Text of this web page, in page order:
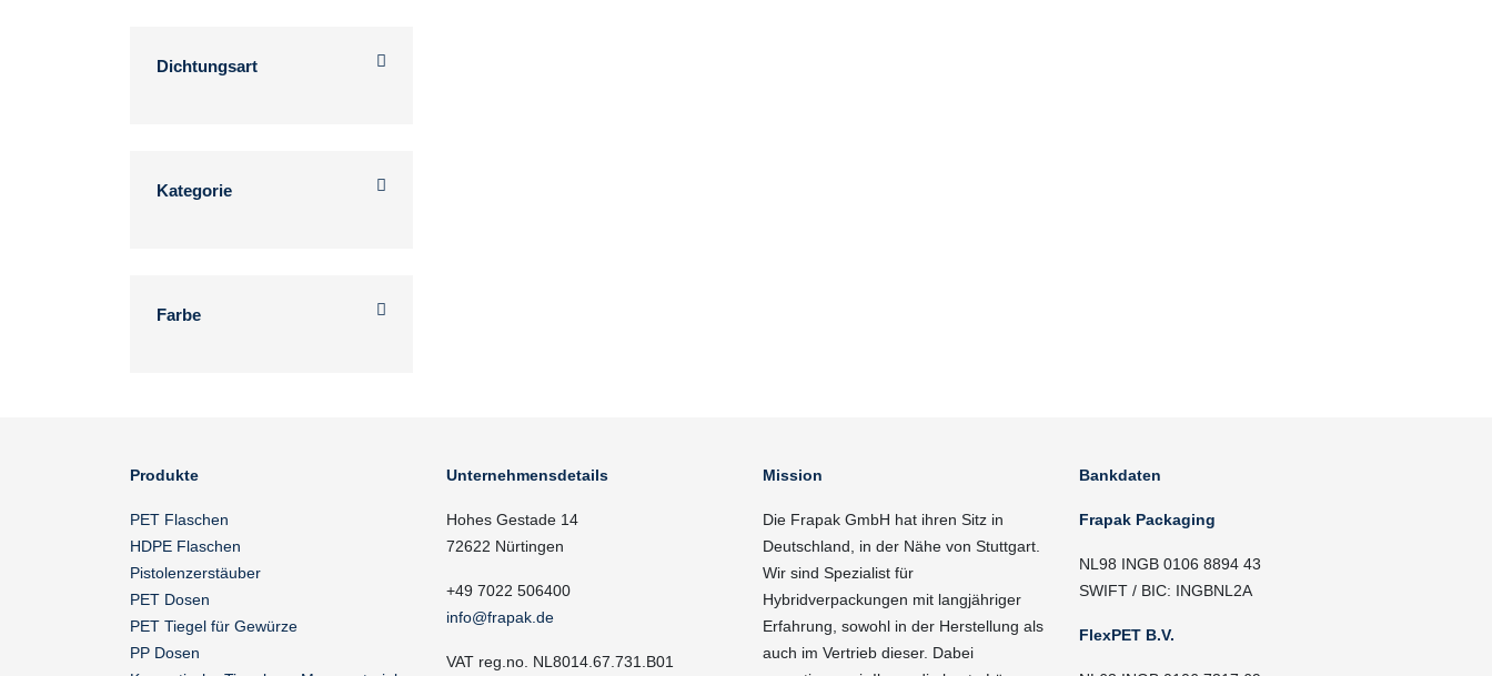
Dichtungsart
Kategorie
Farbe
Produkte
PET Flaschen
HDPE Flaschen
Pistolenzerstäuber
PET Dosen
PET Tiegel für Gewürze
PP Dosen
Unternehmensdetails
Hohes Gestade 14
72622 Nürtingen
+49 7022 506400
info@frapak.de
VAT reg.no. NL8014.67.731.B01
Mission
Die Frapak GmbH hat ihren Sitz in
Deutschland, in der Nähe von Stuttgart.
Wir sind Spezialist für
Hybridverpackungen mit langjähriger
Erfahrung, sowohl in der Herstellung als
auch im Vertrieb dieser. Dabei
Bankdaten
Frapak Packaging
NL98 INGB 0106 8894 43
SWIFT / BIC: INGBNL2A
FlexPET B.V.